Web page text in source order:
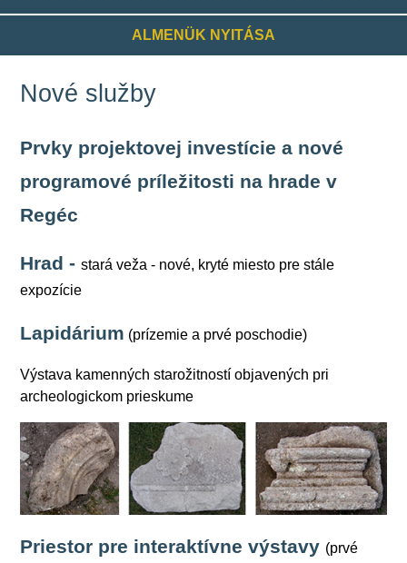
ALMENÜK NYITÁSA
Nové služby
Prvky projektovej investície a nové
programové príležitosti na hrade v
Regéc
Hrad -stará veža - nové, kryté miesto pre stále
expozície
Lapidárium (prízemie a prvé poschodie)
Výstava kamenných starožitností objavených pri
archeologickom prieskume
Priestor pre interaktívne výstavy (prvé